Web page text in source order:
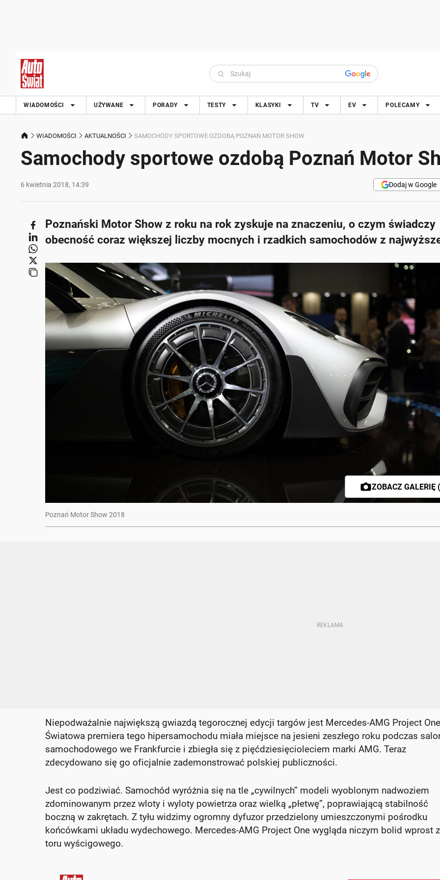
WIADOMOŚCI UŻYWANE PORADY TESTY KLASYKI TV EV POLECAMY
WIADOMOŚCI AKTUALNOŚCI SAMOCHODY SPORTOWE OZDOBĄ POZNAŃ MOTOR SHOW
Samochody sportowe ozdobą Poznań Motor
6 kwietnia 2018, 14:39 Dodaj w Google
Poznański Motor Show z roku na rok zyskuje na znaczeniu, o czym świadczy
obecność coraz większej liczby mocnych i rzadkich samochodów z
ZOBACZ GALERIĘ
Poznań Motor Show 2018
Niepodważalnie największą gwiazdą tegorocznej edycji targów jest Mercedes-AMG Project
Światowa premiera tego hipersamochodu miała miejsce na jesieni zeszłego roku podczas
samochodowego we Frankfurcie i zbiegła się z pięćdziesięcioleciem marki AMG. Teraz
zdecydowano się go oficjalnie zademonstrować polskiej publiczności.
Jest co podziwiać. Samochód wyróżnia się na tle „cywilnych” modeli wyoblonym nadwoziem
zdominowanym przez wloty i wyloty powietrza oraz wielką „płetwę”, poprawiającą stabilność
boczną w zakrętach. Z tyłu widzimy ogromny dyfuzor przedzielony umieszczonymi pośrodku
końcówkami układu wydechowego. Mercedes-AMG Project One wygląda niczym bolid wprost z
toru wyścigowego.